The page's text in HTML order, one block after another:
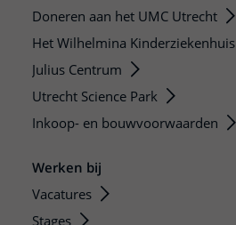
Doneren aan het UMC Utrecht
Het Wilhelmina Kinderziekenhuis
Julius Centrum
Utrecht Science Park
Inkoop- en bouwvoorwaarden
Werken bij
Vacatures
Stages